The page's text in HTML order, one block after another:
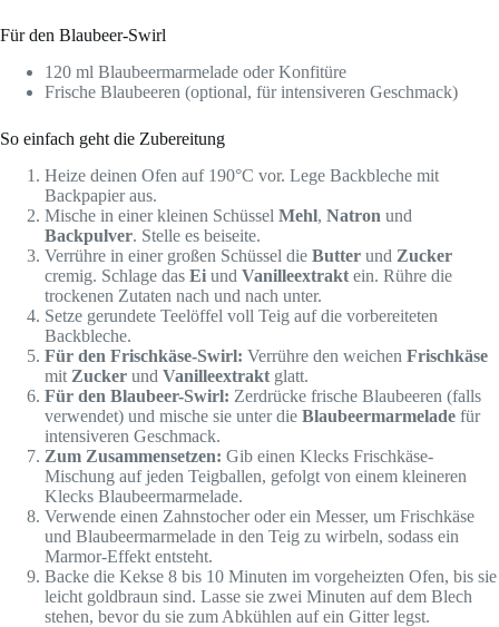
Für den Blaubeer-Swirl
120 ml Blaubeermarmelade oder Konfitüre
Frische Blaubeeren (optional, für intensiveren Geschmack)
So einfach geht die Zubereitung
Heize deinen Ofen auf 190°C vor. Lege Backbleche mit
Backpapier aus.
Mische in einer kleinen Schüssel Mehl, Natron und
Backpulver. Stelle es beiseite.
Verrühre in einer großen Schüssel die Butter und Zucker
cremig. Schlage das Ei und Vanilleextrakt ein. Rühre die
trockenen Zutaten nach und nach unter.
Setze gerundete Teelöffel voll Teig auf die vorbereiteten
Backbleche.
Für den Frischkäse-Swirl: Verrühre den weichen Frischkäse
mit Zucker und Vanilleextrakt glatt.
Für den Blaubeer-Swirl: Zerdrücke frische Blaubeeren (falls
verwendet) und mische sie unter die Blaubeermarmelade für
intensiveren Geschmack.
Zum Zusammensetzen: Gib einen Klecks Frischkäse-
Mischung auf jeden Teigballen, gefolgt von einem kleineren
Klecks Blaubeermarmelade.
Verwende einen Zahnstocher oder ein Messer, um Frischkäse
und Blaubeermarmelade in den Teig zu wirbeln, sodass ein
Marmor-Effekt entsteht.
Backe die Kekse 8 bis 10 Minuten im vorgeheizten Ofen, bis sie
leicht goldbraun sind. Lasse sie zwei Minuten auf dem Blech
stehen, bevor du sie zum Abkühlen auf ein Gitter legst.